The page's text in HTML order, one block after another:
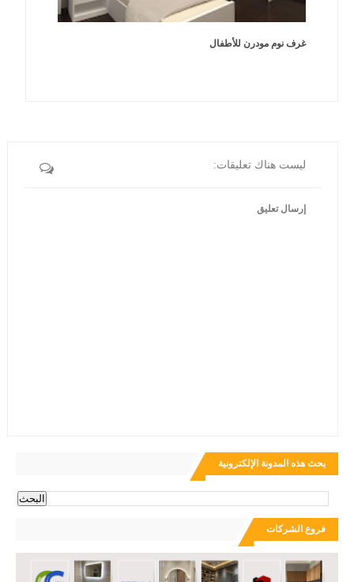
غرف نوم مودرن للأطفال
ليست هناك تعليقات:
إرسال تعليق
بحث هذه المدونة الإلكترونية
فروع الشركات